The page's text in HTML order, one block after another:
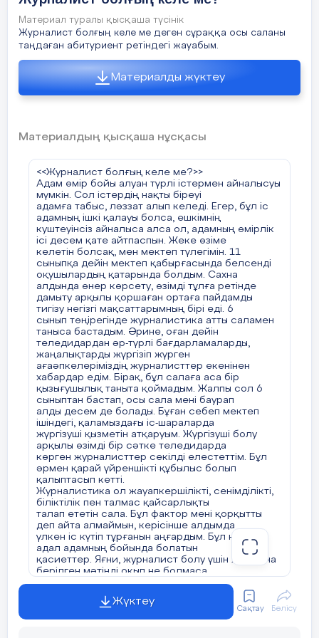
зардап шеккен адамдармен тілдескен ол
журналисттер. Бұның барлығына асқан зор
төзімділік қажет. Журналисттерді тым асыра
мақтап кетті деп ойлап қалмаңыздар. Кезкелген
адам игере алмайтын салада нағыз маман бола
білу мақтауға тұрарлық іс.
Елімізде газет, радио, теледидар пайда
болғаннан бері журналисттер сұранысы арта
түсті. Әлихан Бөкейханов, Сәкен Сейфуллин,
Қазіргі біз білетін, күнделікті көретін
дана тұлғаларымыздан құралған. Қазіргі таңда
білікті журналисттер сан-алуан.
Солардың ішінен мен үлгі алатын
журналисттерді атап кетсем. Олардың
қатарында
Мақсат Толықбай, Нартай Аралбайұлы, Асаубек
Айымбетов, Бейсенбек Құранбек атты
ағаларымыз бар. Осындай тәжірибелі
мамандарды үлгі тұту, болашақта менің нағыз
кәсіби маман болуыма әсерін тигізетініне
сенімім кәміл.
Қорыта келе, еліме, мүмкін болса жалпы
жаһанға пайдамды тигізетін, журналистика
саласында атым қалатын маман болғым келеді
дегім келеді. Жоғарыда айтқан заттың
барлығы менің <<Журналист болғың келе ме?>>
деген сұраққа, 100 пайыз иә деп
жауап беруіме ықпалын тигізді. Яғни, иә мен
журналист болғым келеді. Еліміздің
тұғыры биік, көк туы мәңгі желбіреуі үшін
барынша жұмыс атқарамын. Бар болайық,
аман болайық.
Материал туралы қысқаша түсінік
Журналист болғың келе ме деген сұраққа осы саланы
таңдаған абитуриент ретіндегі жауабым.
Материалды жүктеу
Материалдың қысқаша нұсқасы
<<Журналист болғың келе ме?>>
Адам өмір бойы алуан түрлі істермен айналысуы
мүмкін. Сол істердің нақты біреуі
адамға табыс, ләззат алып келеді. Егер, бұл іс
адамның ішкі қалауы болса, ешкімнің
куштеуінсіз айналыса алса ол, адамның өмірлік
ісі десем қате айтпаспын. Жеке өзіме
келетін болсақ, мен мектеп түлегімін. 11
сыныпқа дейін мектеп қабырғасында белсенді
оқушылардың қатарында болдым. Сахна
алдында өнер көрсету, өзімді тұлға ретінде
дамыту арқылы қоршаған ортаға пайдамды
тигізу негізгі мақсаттарымның бірі еді. 6
сынып төңірегінде журналистика атты саламен
таныса бастадым. Әрине, оған дейін
теледидардан әр-түрлі бағдарламаларды,
жаңалықтарды жүргізіп жүрген
ағаәпкелеріміздің журналисттер екенінен
хабардар едім. Бірақ, бұл салаға аса бір
қызығушылық таныта қоймадым. Жалпы сол 6
сыныптан бастап, осы сала мені баурап
алды десем де болады. Бұған себеп мектеп
ішіндегі, қаламыздағы іс-шараларда
жүргізуші қызметін атқаруым. Жүргізуші болу
арқылы өзімді бір сәтке теледидарда
көрген журналисттер секілді елестеттім. Бұл
әрмен қарай үйреншікті құбылыс болып
қалыптасып кетті.
Журналистика ол жауапкершілікті, сенімділікті,
біліктілік пен талмас қайсарлықты
талап ететін сала. Бұл фактор мені қорқытты
деп айта алмаймын, керісінше алдымда
үлкен іс күтіп тұрғанын аңғардым. Бұл нағыз
адал адамның бойында болатын
қасиеттер. Яғни, журналист болу үшін жай ғана
берілген мәтінді оқып не болмаса
камера алдында барынша әдемі түр жасау емес,
адам бола білу қажет. Халықтың мұнзарың
тындайтың, жаһандық мәселелерді айқындайтын
Жүктеу
Сақтау Бөлісу